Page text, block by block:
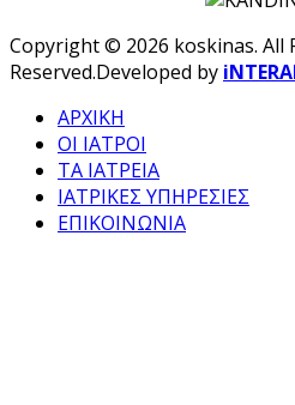
Copyright © 2026 koskinas. All
Reserved.Developed by
ΑΡΧΙΚΗ
ΟΙ ΙΑΤΡΟΙ
ΤΑ ΙΑΤΡΕΙΑ
ΙΑΤΡΙΚΕΣ ΥΠΗΡΕΣΙΕΣ
ΕΠΙΚΟΙΝΩΝΙΑ